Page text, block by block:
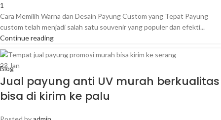
1
Cara Memilih Warna dan Desain Payung Custom yang Tepat Payung
custom telah menjadi salah satu souvenir yang populer dan efekti...
Continue reading
23 Jan
Blog
Jual payung anti UV murah berkualitas
bisa di kirim ke palu